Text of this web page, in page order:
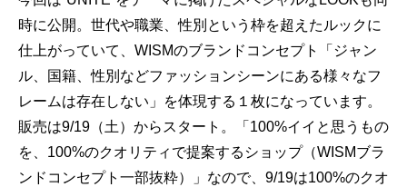
時に公開。世代や職業、性別という枠を超えたルックに
仕上がっていて、WISMのブランドコンセプト「ジャン
ル、国籍、性別などファッションシーンにある様々なフ
レームは存在しない」を体現する１枚になっています。
販売は9/19（土）からスタート。「100%イイと思うもの
を、100%のクオリティで提案するショップ（WISMブラ
ンドコンセプト一部抜粋）」なので、9/19は100%のクオ